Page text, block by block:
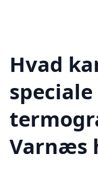
Hvad
speciale
Varnæs